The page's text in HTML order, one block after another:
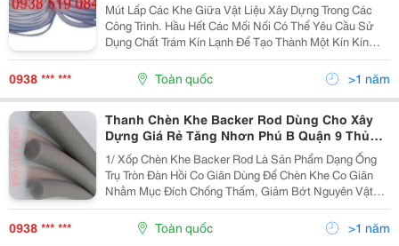
Mút Lấp Các Khe Giữa Vật Liệu Xây Dựng Trong Các
Công Trình. Hầu Hết Các Mối Nối Có Thể Yêu Cầu Sử
Dụng Chất Trám Kín Lạnh Để Tạo Thành Một Kín Kín
Chống Nước, Độ Ẩm Và Các Chất Lỏng Có Tính Ăn
Mòn Hoặc Dầu. Mút Trám Khe Trụ Tròn Dùng Xây
Dựng...
0938 *** *** Toàn quốc >1 năm
Thanh Chèn Khe Backer Rod Dùng Cho Xây
Dựng Giá Rẻ Tăng Nhơn Phú B Quận 9 Thủ
Đức
1/ Xốp Chèn Khe Backer Rod Là Sản Phẩm Dạng Ống
Trụ Tròn Đàn Hồi Co Giãn Dùng Để Chèn Khe Co Giãn
Nhằm Mục Đích Chống Thấm, Giảm Bớt Nguyên Vật
Liệu Trám Khe. 2/ Xốp Chèn Khe Backer Rod Dạng Ống
Trụ Tròn Chèn Kính Là Vật Liệu Làm Từ Các Tế Bào
0938 *** *** Toàn quốc >1 năm